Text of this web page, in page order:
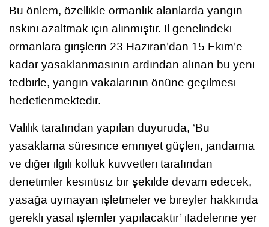
Bu önlem, özellikle ormanlık alanlarda yangın
riskini azaltmak için alınmıştır. İl genelindeki
ormanlara girişlerin 23 Haziran’dan 15 Ekim’e
kadar yasaklanmasının ardından alınan bu yeni
tedbirle, yangın vakalarının önüne geçilmesi
hedeflenmektedir.
Valilik tarafından yapılan duyuruda, ‘Bu
yasaklama süresince emniyet güçleri, jandarma
ve diğer ilgili kolluk kuvvetleri tarafından
denetimler kesintisiz bir şekilde devam edecek,
yasağa uymayan işletmeler ve bireyler hakkında
gerekli yasal işlemler yapılacaktır’ ifadelerine yer